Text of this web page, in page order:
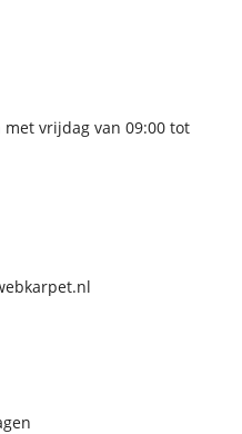
vrijdag van 09:00 tot